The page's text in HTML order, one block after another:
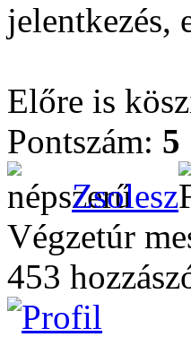
jelentkezés,
Előre is
Pontszám: 5
Zsolesz
Végzetúr
453